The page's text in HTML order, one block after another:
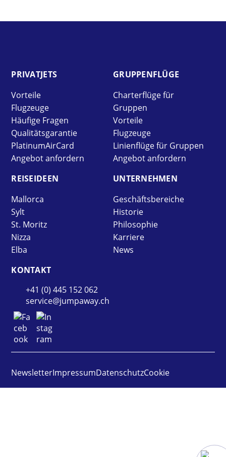
PRIVAT­JETS
Vorteile
Flugzeuge
Häufige Fragen
Qualitätsgarantie
PlatinumAirCard
Angebot anfordern
GRUPPEN­FLÜGE
Charterflüge für
Gruppen
Vorteile
Flugzeuge
Linienflüge für Gruppen
Angebot anfordern
REISE­IDEEN
Mallorca
Sylt
St. Moritz
Nizza
Elba
UNTER­NEHMEN
Geschäftsbereiche
Historie
Philosophie
Karriere
News
KONTAKT
+41 (0) 445 152 062
service@jumpaway.ch
NewsletterImpressumDatenschutzCookie